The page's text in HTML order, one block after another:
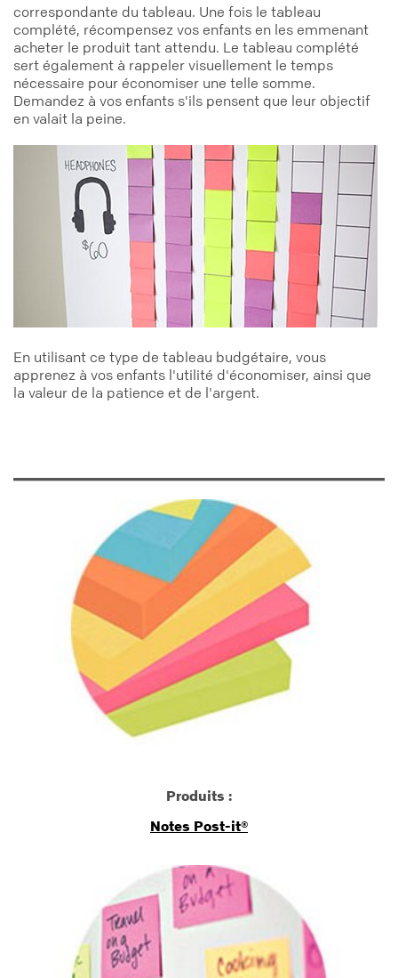
correspondante du tableau. Une fois le tableau
complété, récompensez vos enfants en les emmenant
acheter le produit tant attendu. Le tableau complété
sert également à rappeler visuellement le temps
nécessaire pour économiser une telle somme.
Demandez à vos enfants s'ils pensent que leur objectif
en valait la peine.
En utilisant ce type de tableau budgétaire, vous
apprenez à vos enfants l'utilité d'économiser, ainsi que
la valeur de la patience et de l'argent.
Produits :
Notes Post-it®